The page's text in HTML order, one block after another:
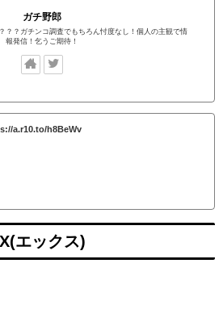
ガチ野郎
？？ガチンコ調査でもちろん忖度なし！個人の主観で情
報発信！乞うご期待！
a.r10.to/h8BeWv
X(エックス)